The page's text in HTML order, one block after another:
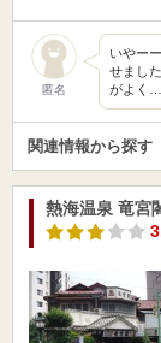
匿名
いやー
せまし
がよく…
関連情報から探す
熱海温泉 竜宮